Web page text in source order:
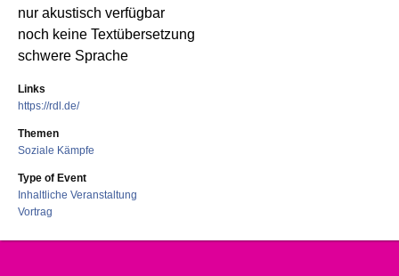
nur akustisch verfügbar
noch keine Textübersetzung
schwere Sprache
Links
https://rdl.de/
Themen
Soziale Kämpfe
Type of Event
Inhaltliche Veranstaltung
Vortrag